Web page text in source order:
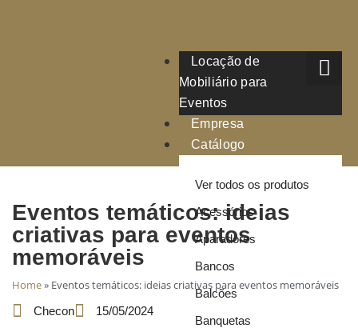
Locação de
Mobiliário para
Eventos
Empresa
Catálogo
Ver todos os produtos
Acessórios
Aparadores
Bancos
Balcões
Banquetas
Eventos temáticos: ideias
criativas para eventos
memoráveis
Home» Eventos temáticos: ideias criativas para eventos memoráveis
Checon 15/05/2024